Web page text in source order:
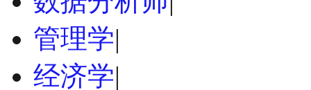
管理学|
经济学|